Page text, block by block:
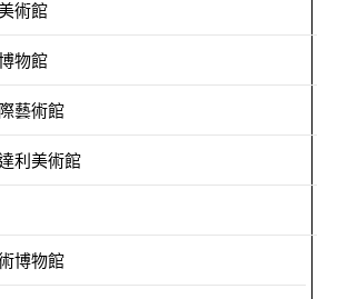
術館
物館
藝術館
利美術館
博物館